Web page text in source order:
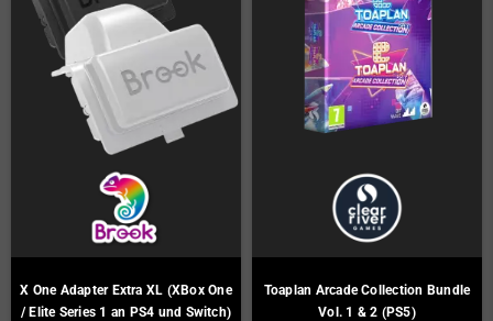
X One Adapter Extra XL (XBox One
/ Elite Series 1 an PS4 und Switch)
Toaplan Arcade Collection Bundle
Vol. 1 & 2 (PS5)